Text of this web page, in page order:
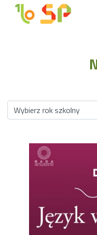
Przykładowe arkusze egzaminu
Stypendia naukowe
Nawigacja
Archiwalna strona Szkoły
Biblioteka Szkolna
Filmy z wydarzeń szkolnych
Harmonogram pracy szkoły
Konkurs klas